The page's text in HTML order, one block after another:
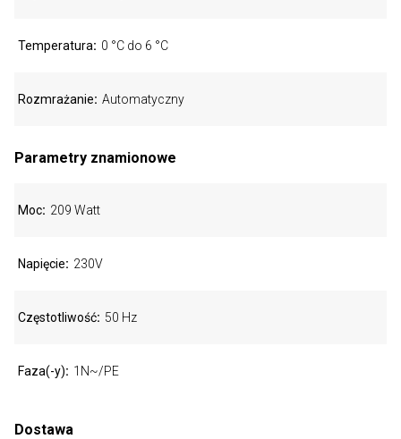
Temperatura 0 °C do 6 °C
Rozmrażanie Automatyczny
Parametry znamionowe
Moc 209 Watt
Napięcie 230V
Częstotliwość 50 Hz
Faza(-y) 1N~/PE
Dostawa